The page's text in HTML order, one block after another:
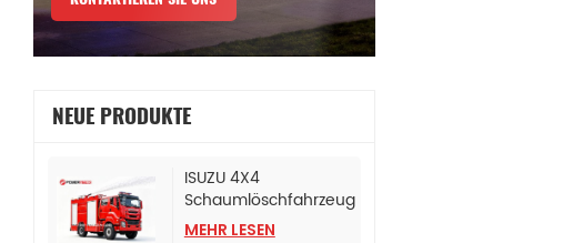
NEUE PRODUKTE
ISUZU 4X4
Schaumlöschfahrzeug
für die Polizeibehörde
MEHR LESEN